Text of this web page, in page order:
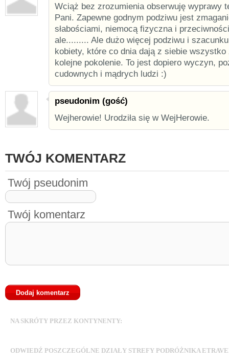
Wciąż bez zrozumienia obserwuję wyprawy
Pani. Zapewne godnym podziwu jest
słabościami, niemocą fizyczna i
ale......... Ale dużo więcej podziwu i
kobiety, które co dnia dają z siebie
kolejne pokolenie. To jest dopiero wyczyn,
cudownych i mądrych ludzi :)
pseudonim (gość)
Wejherowie! Urodziła się w WejHerowie.
TWÓJ KOMENTARZ
Twój pseudonim
Twój komentarz
NA SKRÓTY PRZEZ KONTYNENTY:
ODWIEDŹ POSZCZEGÓLNE DZIAŁY STREFY PODRÓŻNIKA